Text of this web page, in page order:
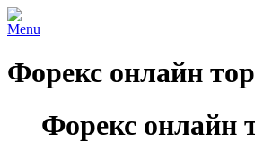
Menu
Форекс онлайн
Форекс онлайн